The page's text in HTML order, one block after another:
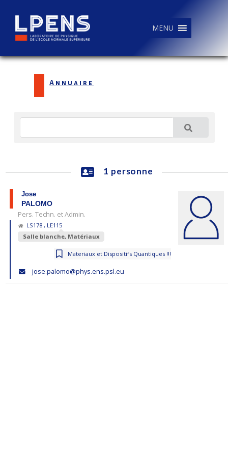
MENU
Annuaire
1 personne
Jose
PALOMO
Pers. Techn. et Admin.
LS178 , LE115
Salle blanche, Matériaux
Materiaux et Dispositifs Quantiques !!!
jose.palomo@phys.ens.psl.eu